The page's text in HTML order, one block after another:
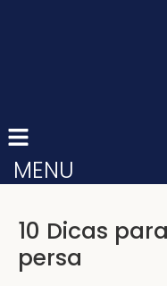
MENU
10 Dicas
persa